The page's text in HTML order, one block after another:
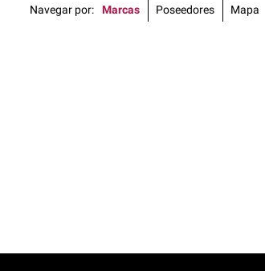
Navegar por Marcas Poseedores Mapa